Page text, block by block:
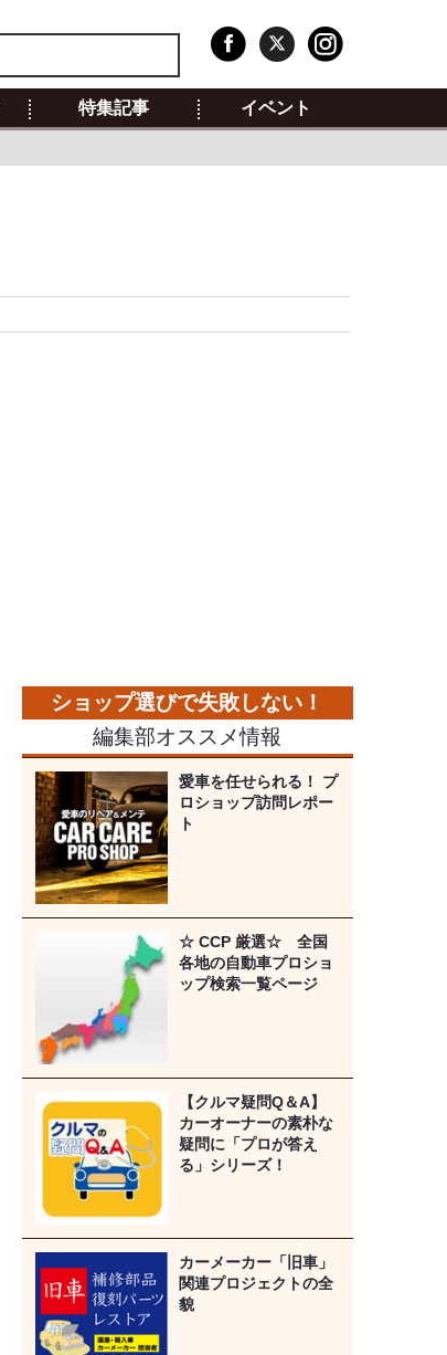
特集記事 イベント
編集部オススメ情報
愛車を任せられる！ プ
ロショップ訪問レポー
ト
☆ CCP 厳選☆ 全国
各地の自動車プロショ
ップ検索一覧ページ
【クルマ疑問Q＆A】
カーオーナーの素朴な
疑問に「プロが答え
る」シリーズ！
カーメーカー「旧車」
関連プロジェクトの全
貌